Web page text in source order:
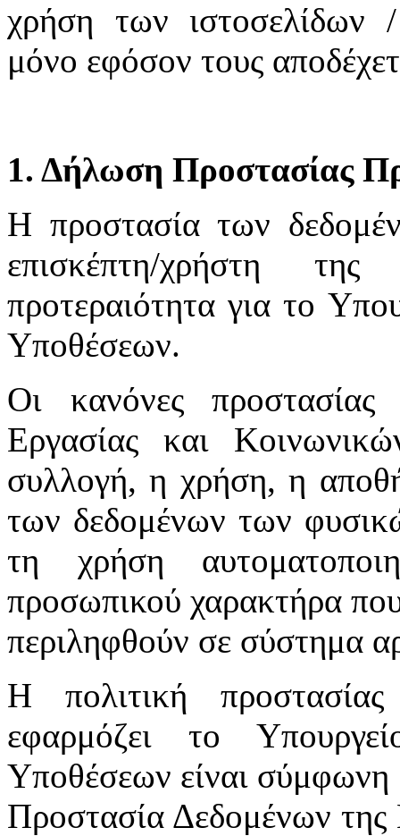
χρήση των ιστοσελίδων
μόνο εφόσον τους
1. Δήλωση Προστασίας
H προστασία των
επισκέπτη/χρήστη
προτεραιότητα για το
Υποθέσεων.
Οι κανόνες
Εργασίας και
συλλογή, η χρήση, η
των δεδομένων των
τη χρήση
προσωπικού χαρακτήρα
περιληφθούν σε σύστημα
Η πολιτική
εφαρμόζει το
Υποθέσεων είναι σύμφωνη
Προστασία Δεδομένων